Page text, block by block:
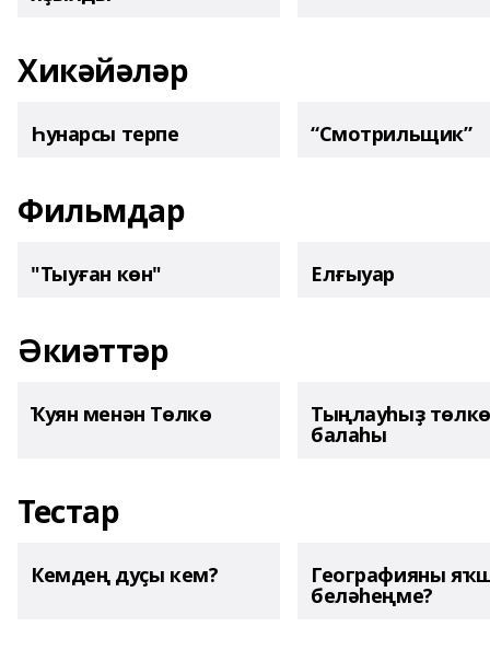
Хикәйәләр
Һунарсы терпе “Смотрильщик”
Фильмдар
"Тыуған көн" Елғыуар
Әкиәттәр
Ҡуян менән Төлкө Тыңлауһыҙ төлкө
балаһы
Тестар
Кемдең дуҫы кем? Географияны
беләһеңме?